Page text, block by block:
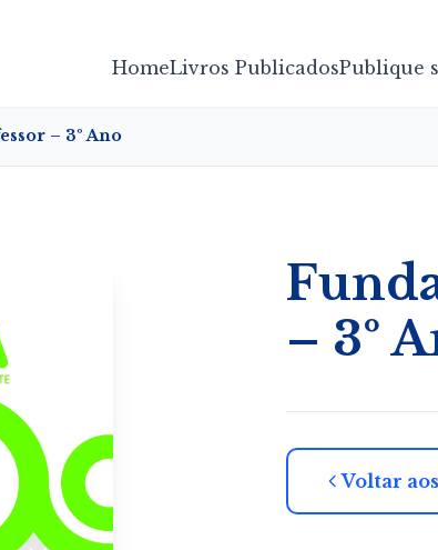
HomeLivros PublicadosPublique
– 3º Ano
– 3º
Voltar